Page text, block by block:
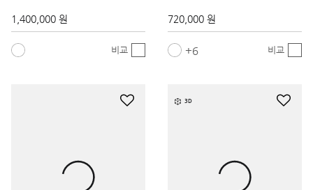
1,400,000 원
비교
720,000 원
6 비교
3D